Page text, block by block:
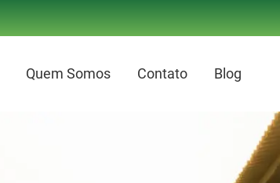
Quem Somos Contato Blog